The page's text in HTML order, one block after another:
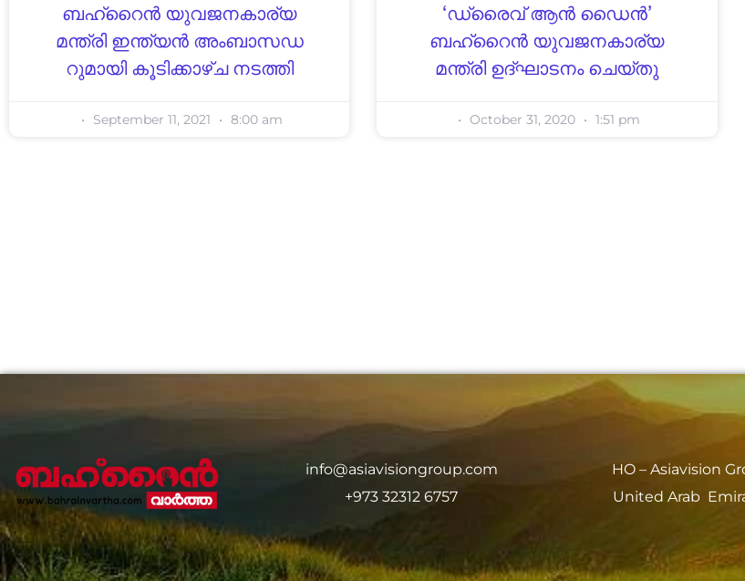
ബഹ്‌റൈൻ യു​വ​ജ​ന​കാ​ര്യ
മ​ന്ത്രി ഇ​ന്ത്യ​ൻ അം​ബാ​സ​ഡ​
റു​മാ​യി കൂ​ടി​ക്കാ​ഴ്​​ച ന​ട​ത്തി
September 11, 2021 8:00 am
‘ഡ്രൈവ് ആന്‍ ഡൈന്‍’
ബഹ്റൈൻ യുവജനകാര്യ
മന്ത്രി ഉദ്ഘാടനം ചെയ്തു
October 31, 2020 1:51 pm
info@asiavisiongroup.com
+973 32312 6757
HO – Asiavision
United Arab